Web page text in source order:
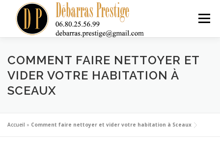
contenu
Menu
ACCUEIL NOS SERVICES DE DÉBARRAS TARIFS
ACHAT ANTIQUITÉS
COMMENT FAIRE NETTOYER ET
VIDER VOTRE HABITATION À
SCEAUX
Accueil » Comment faire nettoyer et vider votre habitation à Sceaux